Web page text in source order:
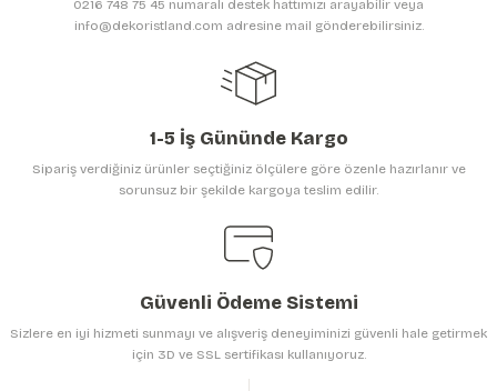
Gönder
0216 748 75 45 numaralı destek hattımızı arayabilir veya
info@dekoristland.com adresine mail gönderebilirsiniz.
1-5 İş Gününde Kargo
Sipariş verdiğiniz ürünler seçtiğiniz ölçülere göre özenle hazırlanır ve
sorunsuz bir şekilde kargoya teslim edilir.
Güvenli Ödeme Sistemi
Sizlere en iyi hizmeti sunmayı ve alışveriş deneyiminizi güvenli hale getirmek
için 3D ve SSL sertifikası kullanıyoruz.